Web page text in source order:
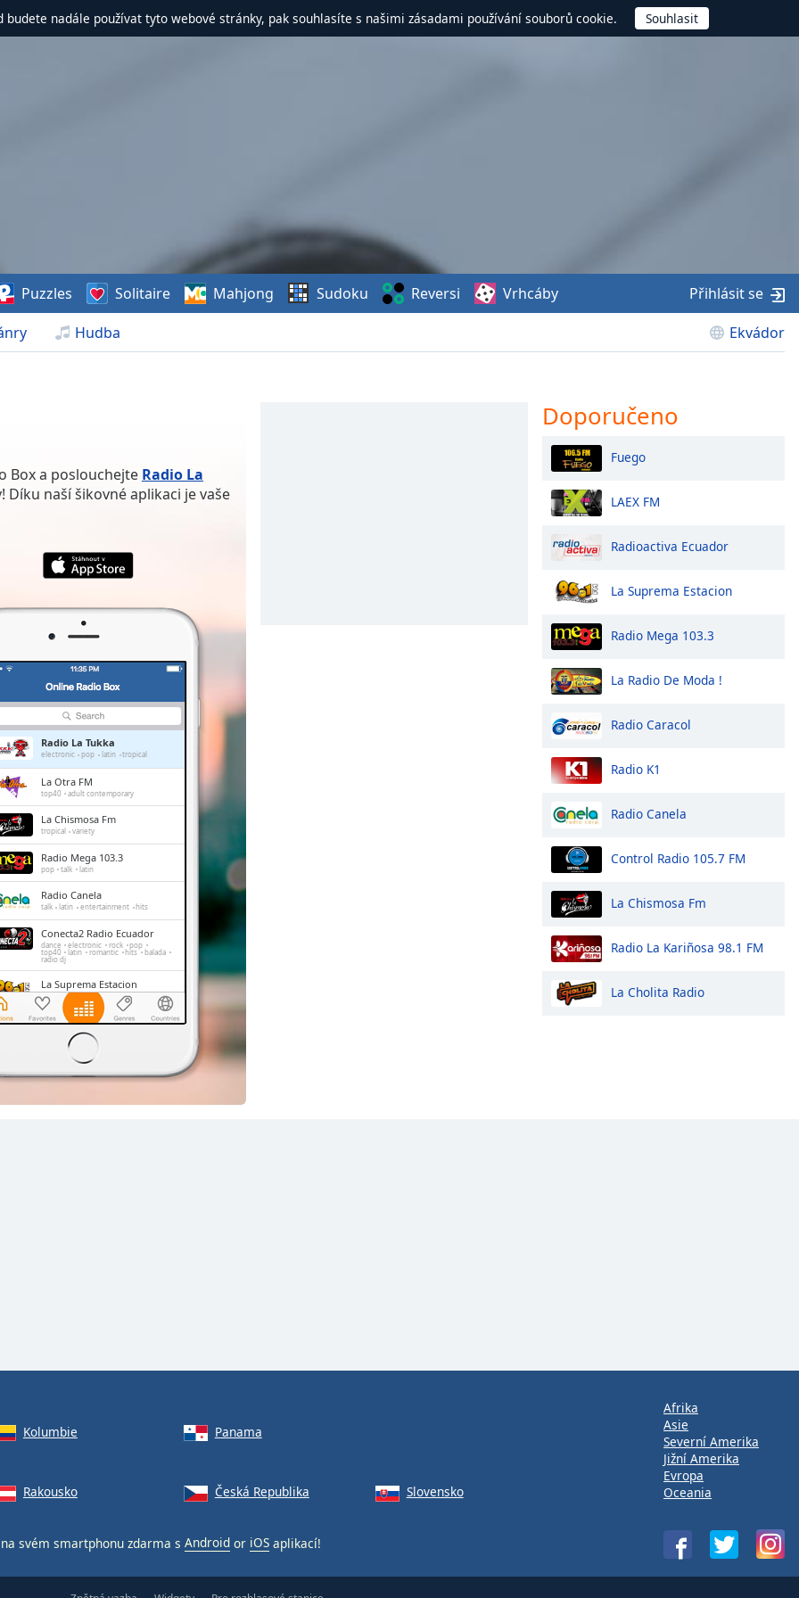
budete nadále používat tyto webové stránky, pak souhlasíte s našimi zásadami používání souborů cookie.
Hudba Ekvádor
Puzzles Solitaire Mahjong Sudoku Reversi Vrhcáby Přihlásit se
Box a poslouchejte Radio La
naší šikovné aplikaci je vaše
Radio La Tukka
electronic pop latin tropical
La Otra FM
top40 adult contemporary
La Chismosa Fm
tropical variety
Radio Mega 103.3
pop talk latin
Radio Canela
talk latin entertainment hits
Conecta2 Radio Ecuador
dance electronic rock pop
top40 latin romantic hits balada
radio dj
La Suprema Estacion
pop talk top40
La Radio Redonda
talk sports
Radio Caravana
Doporučeno
Fuego
LAEX FM
Radioactiva Ecuador
La Suprema Estacion
Radio Mega 103.3
La Radio De Moda !
Radio Caracol
Radio K1
Radio Canela
Control Radio 105.7 FM
La Chismosa Fm
Radio La Kariñosa 98.1 FM
La Cholita Radio
Kolumbie Panama
Rakousko Česká Republika Slovensko
na svém smartphonu zdarma s Android or iOS aplikací!
Afrika
Asie
Severní Amerika
Jižní Amerika
Evropa
Oceania